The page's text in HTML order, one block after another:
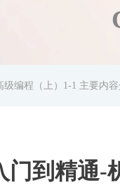
编程（上）1-1 主要内容
到精通-